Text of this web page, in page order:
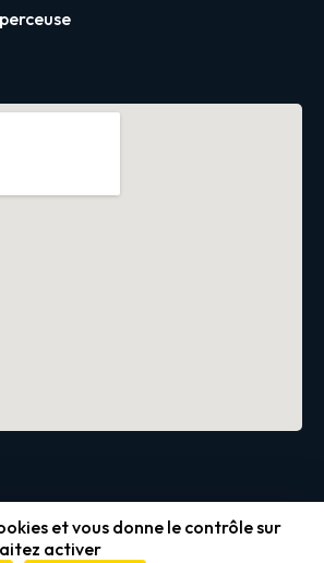
et vous donne le contrôle sur
activer